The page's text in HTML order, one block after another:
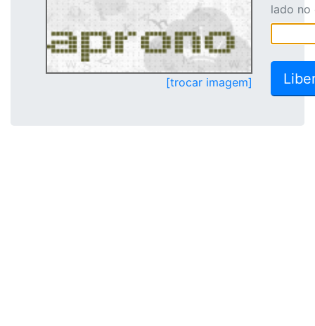
[trocar imagem]
lado no